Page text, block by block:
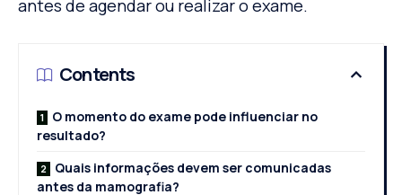
antes de agendar ou realizar o exame.
Contents
O momento do exame pode influenciar no
resultado?
Quais informações devem ser comunicadas
antes da mamografia?